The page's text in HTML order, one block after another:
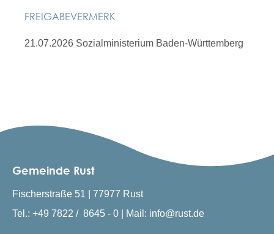
FREIGABEVERMERK
21.07.2026 Sozialministerium Baden-Württemberg
Gemeinde Rust
Fischerstraße 51 | 77977 Rust
Tel.: +49 7822 / 8645 - 0 | Mail: info@rust.de